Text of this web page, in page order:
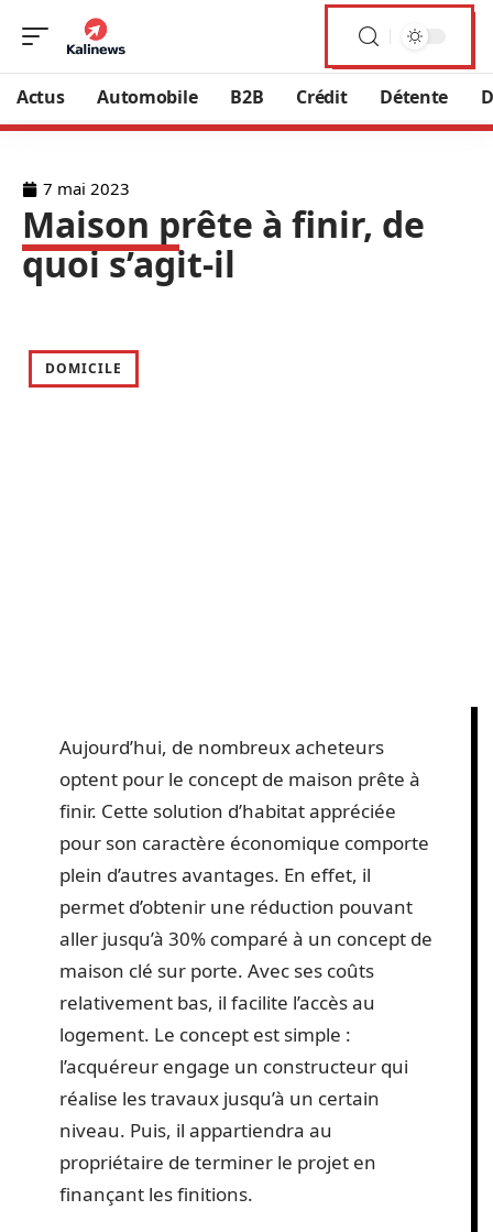
Actus Automobile B2B Crédit Détente
7 mai 2023
Maison prête à finir, de
quoi s’agit-il
DOMICILE
Aujourd’hui, de nombreux acheteurs
optent pour le concept de maison prête à
finir. Cette solution d’habitat appréciée
pour son caractère économique comporte
plein d’autres avantages. En effet, il
permet d’obtenir une réduction pouvant
aller jusqu’à 30% comparé à un concept de
maison clé sur porte. Avec ses coûts
relativement bas, il facilite l’accès au
logement. Le concept est simple :
l’acquéreur engage un constructeur qui
réalise les travaux jusqu’à un certain
niveau. Puis, il appartiendra au
propriétaire de terminer le projet en
finançant les finitions.